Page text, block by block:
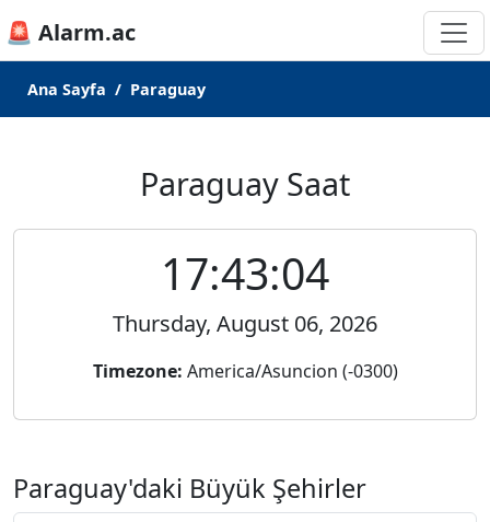
🚨 Alarm.ac
Ana Sayfa Paraguay
Paraguay Saat
17:43:04
Thursday, August 06, 2026
Timezone: America/Asuncion (-0300)
Paraguay'daki Büyük Şehirler